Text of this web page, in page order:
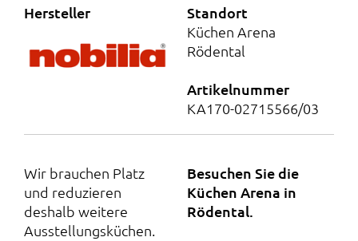
Hersteller
Standort
Küchen Arena
Rödental
Artikelnummer
KA170-02715566/03
Wir brauchen Platz
und reduzieren
deshalb weitere
Ausstellungsküchen.
Besuchen Sie die
Küchen Arena in
Rödental.